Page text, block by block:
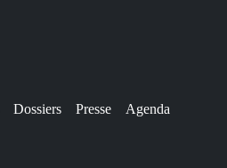
Dossiers Presse
Agenda